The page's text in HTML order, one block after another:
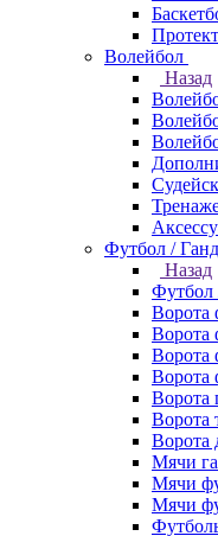
Волейбол
Назад
Футбол /
Назад
Футбол
Ворота
Ворота
Ворота
Ворота
Ворота
Ворота
Ворота
Мячи
Мячи
Мячи